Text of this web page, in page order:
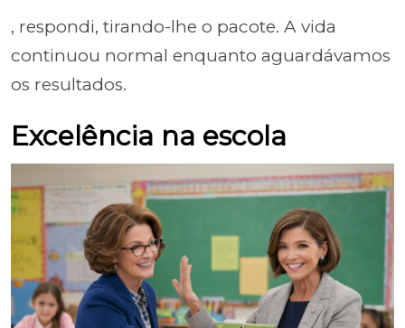
, respondi, tirando-lhe o pacote. A vida
continuou normal enquanto aguardávamos
os resultados.
Excelência na escola